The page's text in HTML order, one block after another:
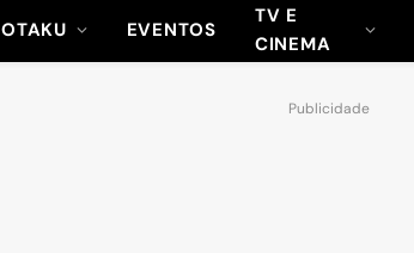
OTAKU EVENTOS
TV E
CINEMA
Publicidade